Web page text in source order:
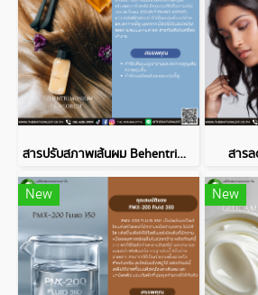
สารปรับสภาพเส้นผม Behentrimonium Chloride สาร
New New